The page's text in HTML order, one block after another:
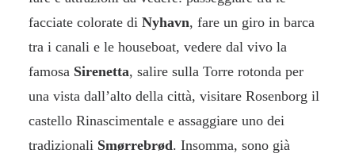
facciate colorate di Nyhavn, fare un giro in barca
tra i canali e le houseboat, vedere dal vivo la
famosa Sirenetta, salire sulla Torre rotonda per
una vista dall’alto della città, visitare Rosenborg il
castello Rinascimentale e assaggiare uno dei
tradizionali Smørrebrød. Insomma, sono già